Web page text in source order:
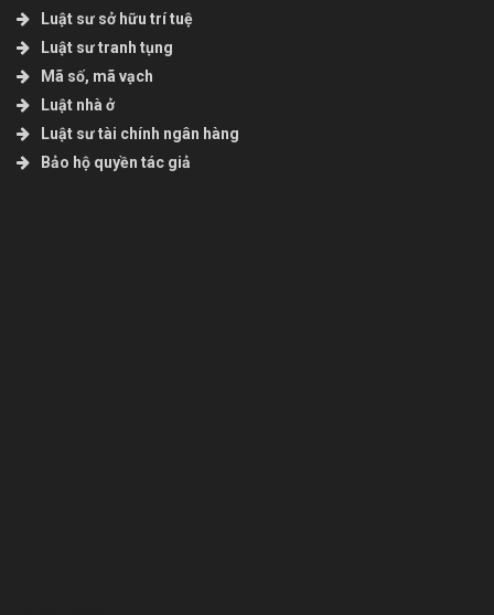
Luật sư sở hữu trí tuệ
Luật sư tranh tụng
Mã số, mã vạch
Luật nhà ở
Luật sư tài chính ngân hàng
Bảo hộ quyền tác giả